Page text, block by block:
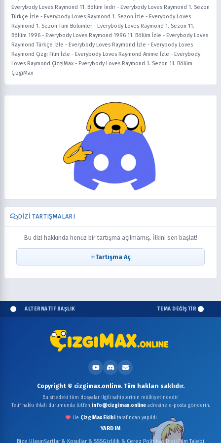
Everybody Loves Raymond 11. Bölüm İndir - Everybody Loves Raymond 1. Sezon
Türkçe İzle - Everybody Loves Raymond 1. Sezon İzle - Everybody Loves
Raymond 1. Sezon Tüm Bölümler - Everybody Loves Raymond 1. Sezon 11.
Bölüm 1996 - Everybody Loves Raymond 1996 11. Bölüm İzle - Everybody Loves
Raymond Türkçe İzle - Everybody Loves Raymond İzle - Everybody Loves
Raymond Çizgi Film İzle - Everybody Loves Raymond Anime İzle - Everybody
Loves Raymond ÇizgiMax - Everybody Loves Raymond 1. Sezon 11. Bölüm
ÇizgiMax
DIZI TARTIŞMALARI
Bu dizi hakkında henüz bir tartışma açılmamış. İlkini sen başlat!
Tartışma Aç
ALTERNATİF BAŞLIK TEMA DEĞİŞTİR
YARDIM
Bize UlaşınŞartlar & Koşullar & SSSGizlilik & Çerez Politikası Dizi/Film Talebi
Copyright © cizgimax.online. Tüm hakları saklıdır.
Bu sitedeki tüm dosyalar ilgili sahiplerinin mülkiyetindedir.
Telif hakkı ihlali durumunda lütfen info@cizgimax.onlineadresine e-posta gönderin.
ile ÇizgiMax Ekibitarafından yapıldı